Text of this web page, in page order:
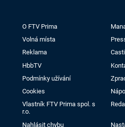
O FTV Prima
Volná místa
Reklama
HbbTV
Podmínky užívání
Cookies
Vlastník FTV Prima spol. s
r.o.
Nahlásit chybu